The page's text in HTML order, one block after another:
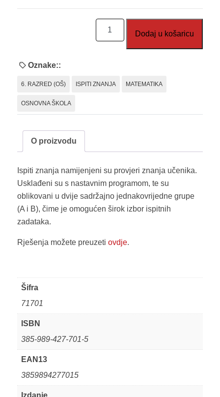
matematika
ispiti
količina
Dodaj u košaricu
Oznake::
6. RAZRED (OŠ) ISPITI ZNANJA MATEMATIKA
OSNOVNA ŠKOLA
O proizvodu
Ispiti znanja namijenjeni su provjeri znanja učenika.
Usklađeni su s nastavnim programom, te su
oblikovani u dvije sadržajno jednakovrijedne grupe
(A i B), čime je omogućen širok izbor ispitnih
zadataka.
Rješenja možete preuzeti ovdje.
Šifra
71701
ISBN
385-989-427-701-5
EAN13
3859894277015